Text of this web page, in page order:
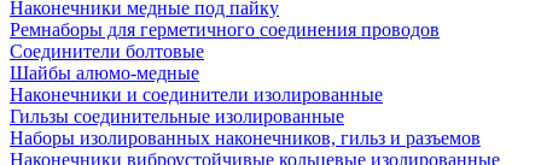
Наконечники медные под пайку
Ремнаборы для герметичного соединения проводов
Соединители болтовые
Шайбы алюмо-медные
Наконечники и соединители изолированные
Гильзы соединительные изолированные
Наборы изолированных наконечников, гильз и разъемов
Наконечники виброустойчивые кольцевые изолированные